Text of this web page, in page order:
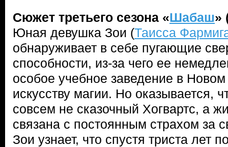
Сюжет третьего сезона «Шабаш»
Юная девушка Зои (Таисса
обнаруживает в себе пугающие
способности, из-за чего ее
особое учебное заведение в
искусству магии. Но оказывается,
совсем не сказочный Хогвартс, а
связана с постоянным страхом за
Зои узнает, что спустя триста лет